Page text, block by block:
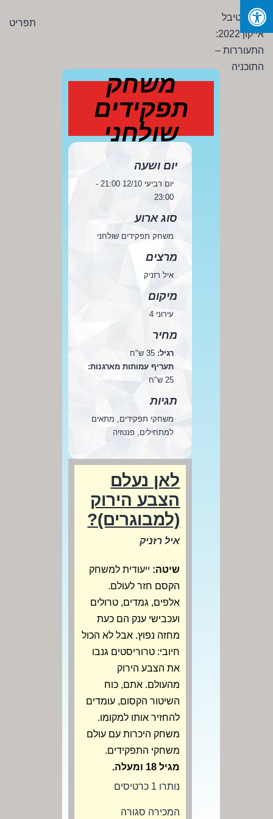
Skip
content
פסטיבל
אייקון
2022:
התעוררות
תפריט
משחק
תפקידים
שולחני
יום ושעה
יום רביעי 12/10 21:00 -
23:00
סוג ארוע
משחק תפקידים שולחני
מרצים
איל רזניק
מיקום
עירוני 4
מחיר
רגיל:
תעריף עמותות מארגנות:
25 ש"ח
תגיות
משחקי תפקידים, מתאים
למתחילים, פנטזיה
לאן נעלם
הצבע הירוק
(למבוגרים)?
איל רזניק
שיטה: ייעודית למשחק
הקסם חזר לעולם.
אלפים, גמדים, טרולים
ועכבישי ענק הם כעת
מחזה נפוץ. אבל לא הכול
חיובי: טרוריסטים גנבו
את הצבע הירוק
מהעולם. אתם, כוח
השיטור הקסום, עומדים
להחזיר אותו למקומו.
משחק היכרות עם עולם
משחקי התפקידים.
מגיל 18 ומעלה.
נותרו 1 כרטיסים
המכירה סגורה